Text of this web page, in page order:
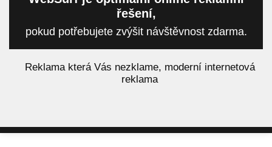
řešení,
pokud potřebujete zvýšit návštěvnost zdarma.
Reklama která Vás nezklame, moderní internetová
reklama